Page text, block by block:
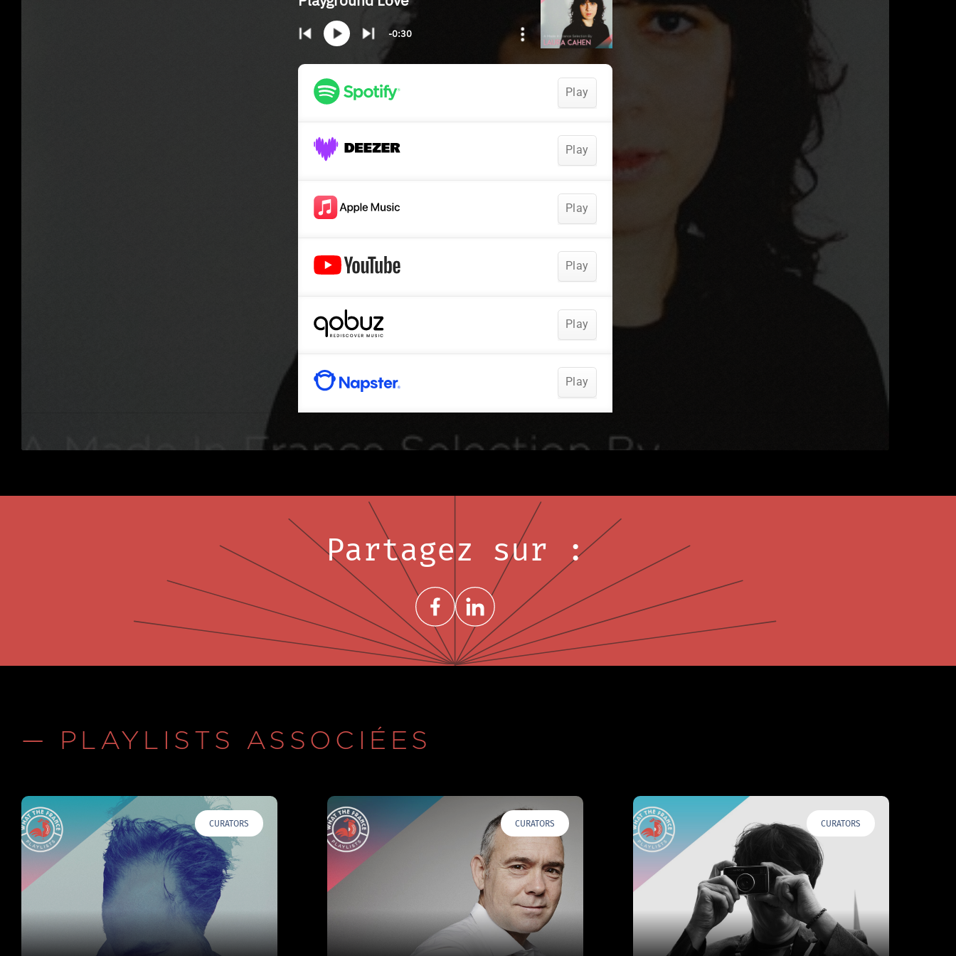
Partagez sur :
Share on FacebookNouvelle fenêtre
Share on LinkedInNouvelle fenêtre
— PLAYLISTS ASSOCIÉES
CURATORS CURATORS CURATORS